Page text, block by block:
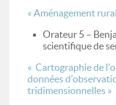
« Aménagement
Orateur 5 –
scientifique de
« Cartographie de
données
tridimensionnelles »